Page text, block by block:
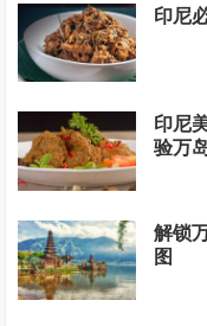
印尼
印尼
验万
解锁
图